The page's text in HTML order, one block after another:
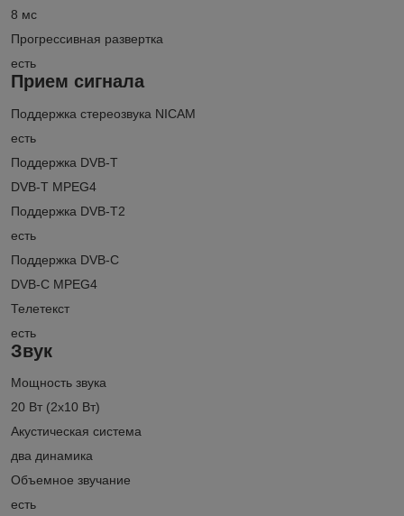
8 мс
Прогрессивная развертка
есть
Прием сигнала
Поддержка стереозвука NICAM
есть
Поддержка DVB-T
DVB-T MPEG4
Поддержка DVB-T2
есть
Поддержка DVB-C
DVB-C MPEG4
Телетекст
есть
Звук
Мощность звука
20 Вт (2х10 Вт)
Акустическая система
два динамика
Объемное звучание
есть